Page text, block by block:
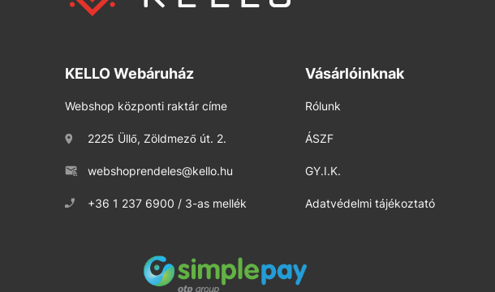
KELLO Webáruház
Webshop központi raktár címe
2225 Üllő, Zöldmező út. 2.
webshoprendeles@kello.hu
+36 1 237 6900 / 3-as mellék
Vásárlóinknak
Rólunk
ÁSZF
GY.I.K.
Adatvédelmi tájékoztató